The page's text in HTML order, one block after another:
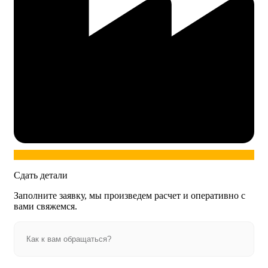
Сдать детали
Заполните заявку, мы произведем расчет и оперативно с
вами свяжемся.